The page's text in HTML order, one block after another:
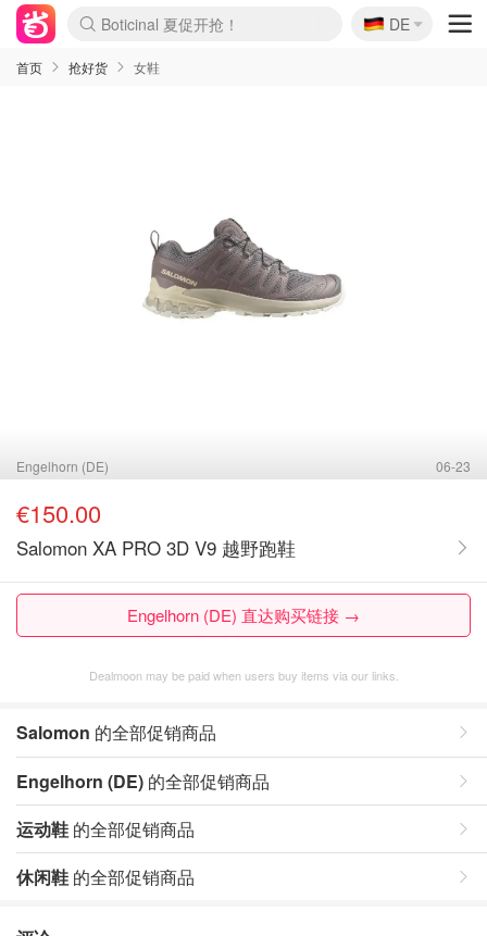
Boticinal 夏促开抢！
还没结束！&OtherStories大促
Joybuy变相75折 随时失效
速领！Stanley独家85折
疑似霸哥！Camper额外叠85折
Zalando 奥莱闪促！每日更新
Moncler反季囤！5折起+叠9折
Coach Brooklyn仅€192
🇩🇪
DE
首页 抢好货 女鞋
Engelhorn (DE) 06-23
€150.00
Salomon XA PRO 3D V9 越野跑鞋
Engelhorn (DE) 直达购买链接 →
Dealmoon may be paid when users buy items via our links.
Salomon 的全部促销商品
Engelhorn (DE) 的全部促销商品
运动鞋 的全部促销商品
休闲鞋 的全部促销商品